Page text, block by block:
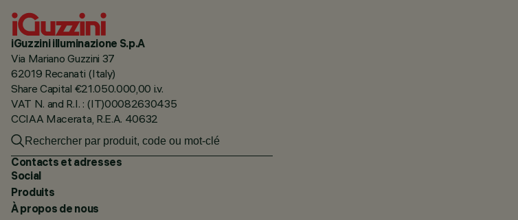
iGuzzini illuminazione S.p.A
Via Mariano Guzzini 37
62019 Recanati (Italy)
Share Capital €21.050.000,00 i.v.
VAT N. and R.I. : (IT)00082630435
CCIAA Macerata, R.E.A. 40632
Contacts et adresses
Social
Produits
À propos de nous